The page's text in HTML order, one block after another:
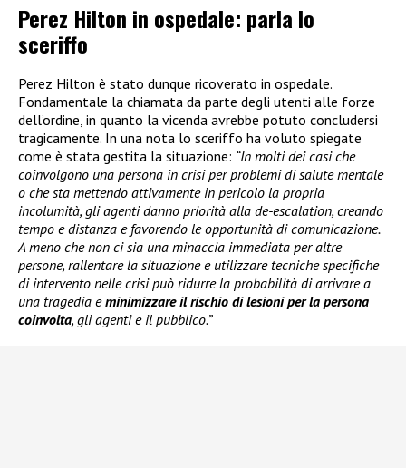
Perez Hilton in ospedale: parla lo
sceriffo
Perez Hilton è stato dunque ricoverato in ospedale.
Fondamentale la chiamata da parte degli utenti alle forze
dell’ordine, in quanto la vicenda avrebbe potuto concludersi
tragicamente. In una nota lo sceriffo ha voluto spiegate
come è stata gestita la situazione: “In molti dei casi che
coinvolgono una persona in crisi per problemi di salute mentale
o che sta mettendo attivamente in pericolo la propria
incolumità, gli agenti danno priorità alla de-escalation, creando
tempo e distanza e favorendo le opportunità di comunicazione.
A meno che non ci sia una minaccia immediata per altre
persone, rallentare la situazione e utilizzare tecniche specifiche
di intervento nelle crisi può ridurre la probabilità di arrivare a
una tragedia eminimizzare il rischio di lesioni per la persona
coinvolta, gli agenti e il pubblico.”